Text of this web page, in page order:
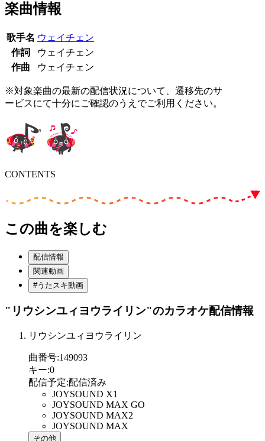
楽曲情報
歌手名 ウェイチェン
作詞
ウェイチェン
作曲
ウェイチェン
※対象楽曲の最新の配信状況について、遷移先のサ
ービスにて十分にご確認のうえでご利用ください。
CONTENTS
この曲を楽しむ
配信情報
関連動画
#うたスキ動画
"リウシンユィヨウライリン"のカラオケ配信情報
リウシンユィヨウライリン
曲番号:149093
キー:0
配信予定:配信済み
JOYSOUND X1
JOYSOUND MAX GO
JOYSOUND MAX2
JOYSOUND MAX
その他